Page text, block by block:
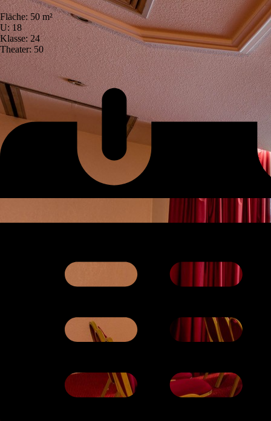
Fläche: 50 m²
U: 18
Klasse: 24
Theater: 50